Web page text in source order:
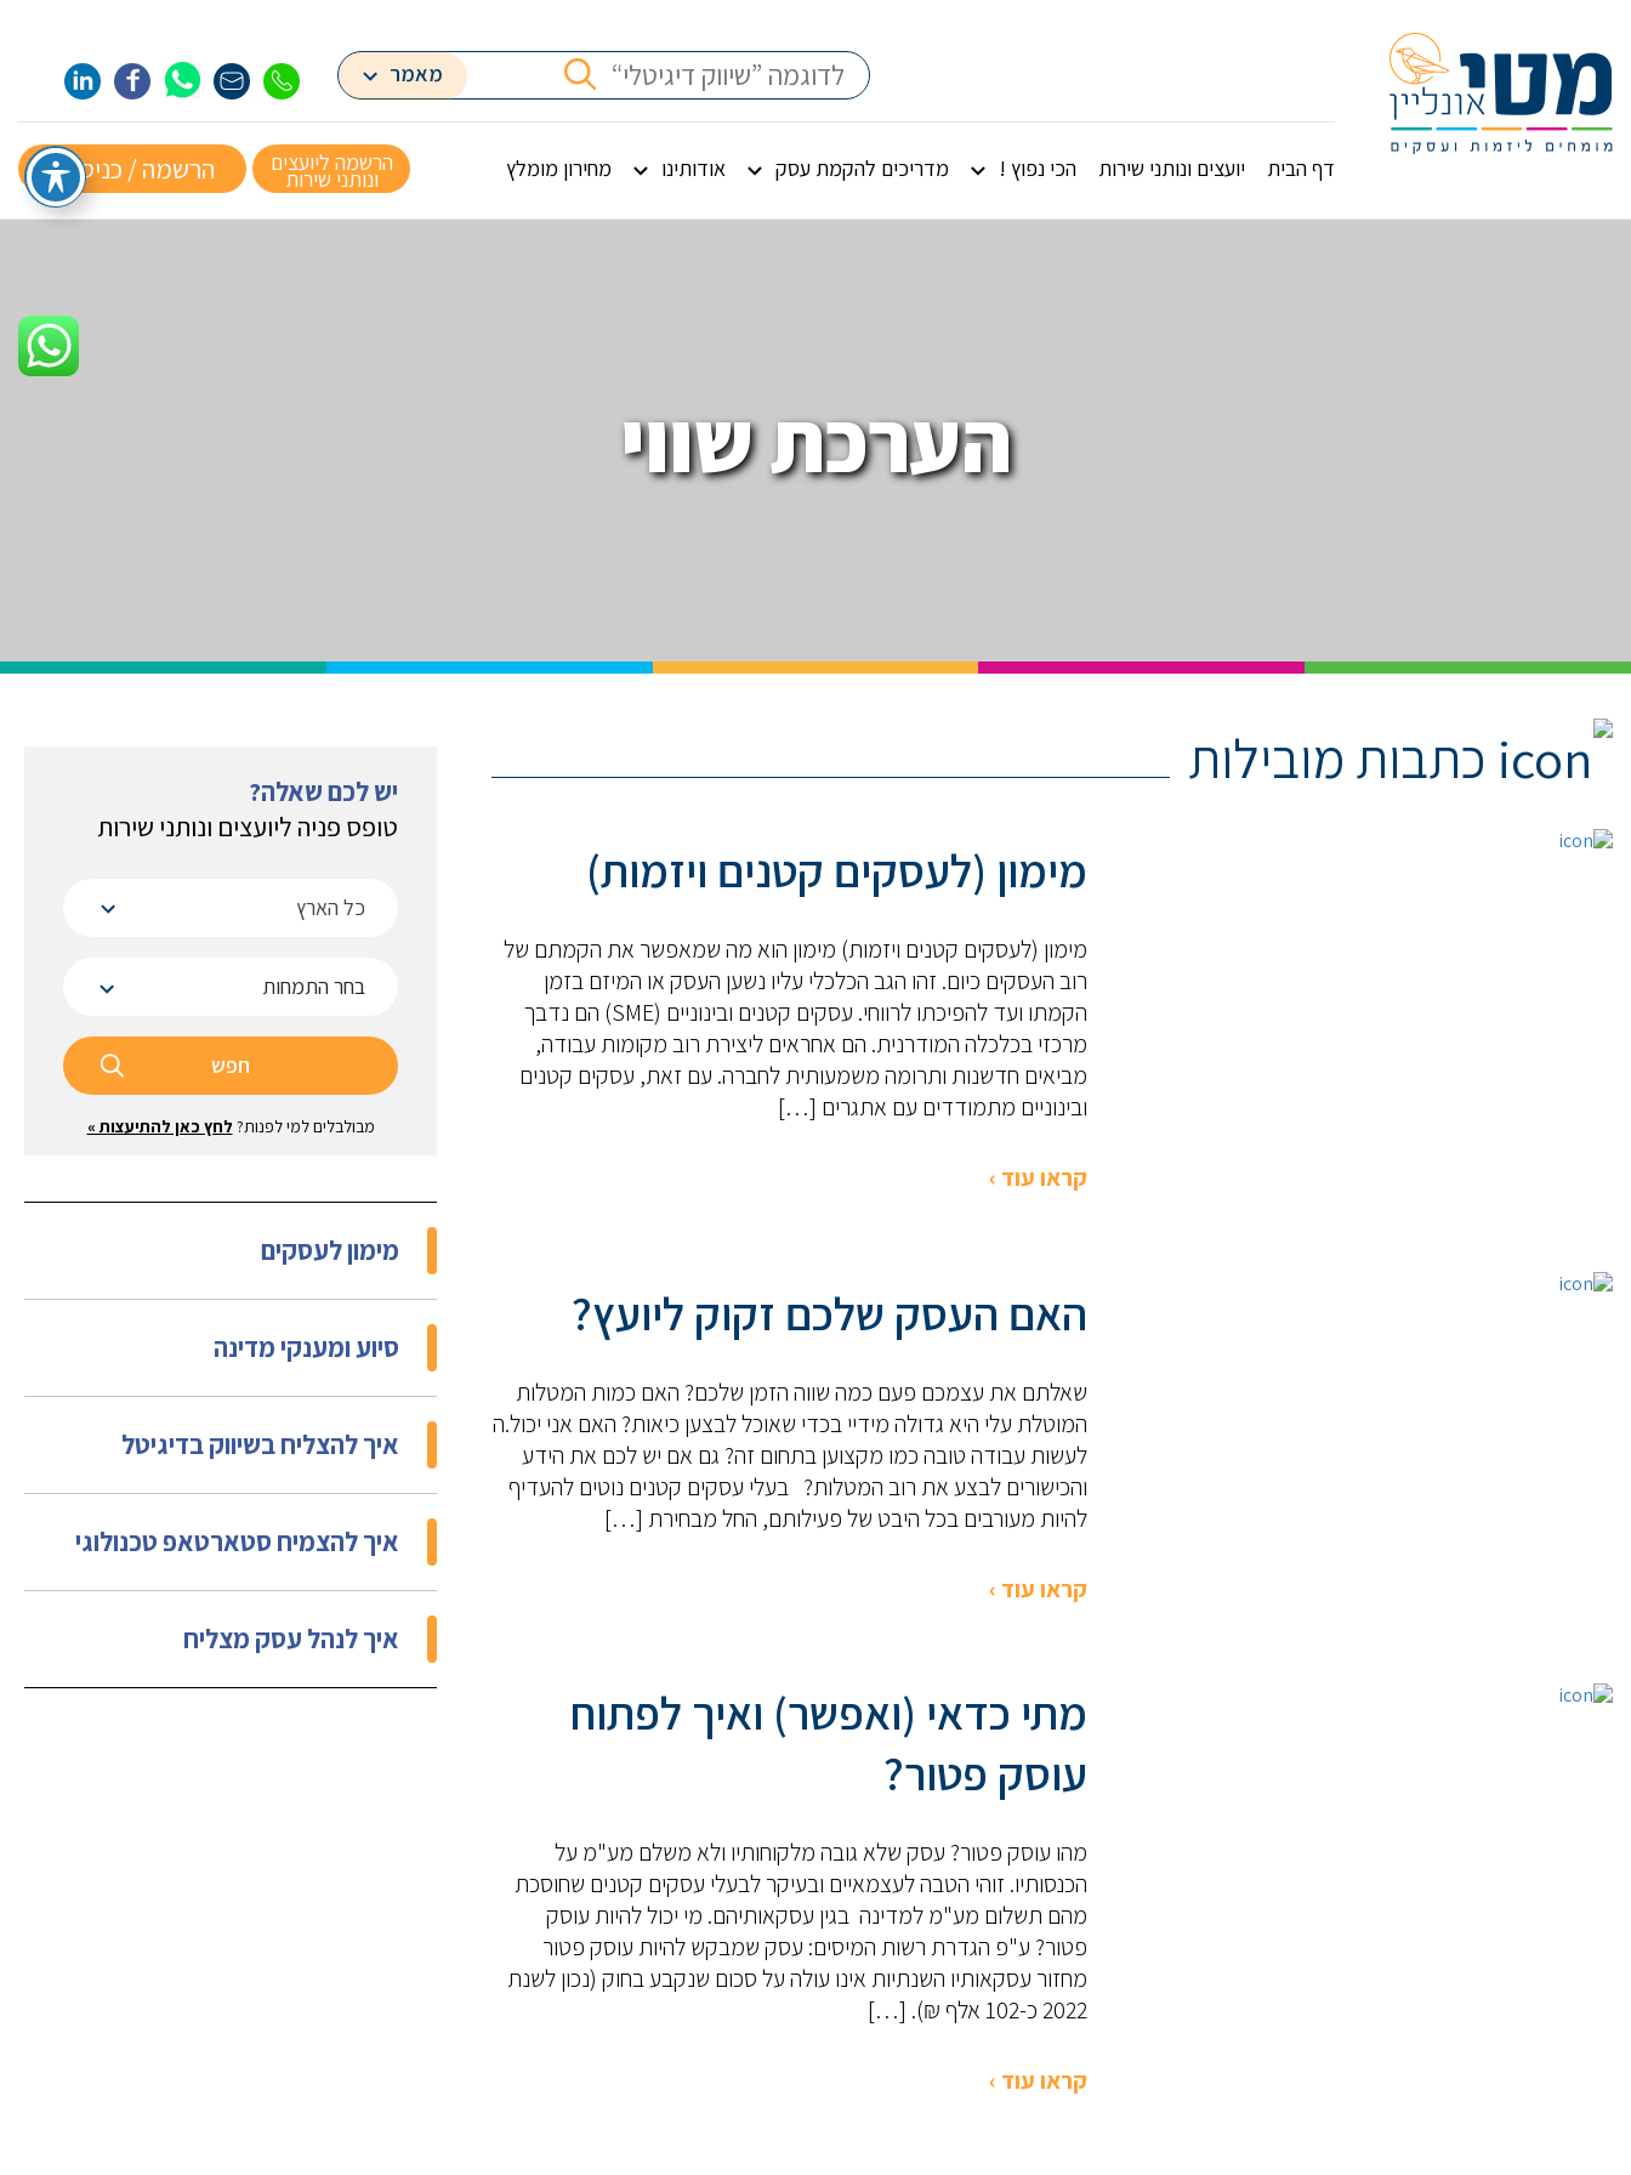
מאמר
דף הבית יועצים ונותני שירות הכי נפוץ ! מדריכים להקמת עסק אודותינו מחירון מומלץ הרשמה / כניסה » הרשמה ליועצים
ונותני שירות
הערכת שווי
כתבות מובילות
מימון (לעסקים קטנים ויזמות)
מימון (לעסקים קטנים ויזמות) מימון הוא מה שמאפשר את הקמתם של
רוב העסקים כיום. זהו הגב הכלכלי עליו נשען העסק או המיזם בזמן
הקמתו ועד להפיכתו לרווחי. עסקים קטנים ובינוניים (SME) הם נדבך
מרכזי בכלכלה המודרנית. הם אחראים ליצירת רוב מקומות עבודה,
מביאים חדשנות ותרומה משמעותית לחברה. עם זאת, עסקים קטנים
ובינוניים מתמודדים עם אתגרים […]
קראו עוד ›
האם העסק שלכם זקוק ליועץ?
שאלתם את עצמכם פעם כמה שווה הזמן שלכם? האם כמות המטלות
המוטלת עלי היא גדולה מידיי בכדי שאוכל לבצען כיאות? האם אני יכול.ה
לעשות עבודה טובה כמו מקצוען בתחום זה? גם אם יש לכם את הידע
והכישורים לבצע את רוב המטלות? בעלי עסקים קטנים נוטים להעדיף
להיות מעורבים בכל היבט של פעילותם, החל מבחירת […]
קראו עוד ›
מתי כדאי (ואפשר) ואיך לפתוח
עוסק פטור?
מהו עוסק פטור? עסק שלא גובה מלקוחותיו ולא משלם מע"מ על
הכנסותיו. זוהי הטבה לעצמאיים ובעיקר לבעלי עסקים קטנים שחוסכת
מהם תשלום מע"מ למדינה בגין עסקאותיהם. מי יכול להיות עוסק
פטור? ע"פ הגדרת רשות המיסים: עסק שמבקש להיות עוסק פטור
מחזור עסקאותיו השנתיות אינו עולה על סכום שנקבע בחוק (נכון לשנת
2022 כ-102 אלף ₪). […]
קראו עוד ›
יש לכם שאלה?
טופס פניה ליועצים ונותני שירות
כל הארץ
חפש
מבולבלים למי לפנות? לחץ כאן להתיעצות »
מימון לעסקים
סיוע ומענקי מדינה
איך להצליח בשיווק בדיגיטל
איך להצמיח סטארטאפ טכנולוגי
איך לנהל עסק מצליח